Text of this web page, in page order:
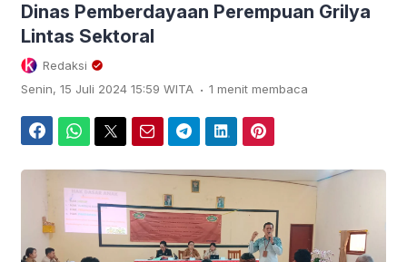
Dinas Pemberdayaan Perempuan Grilya
Lintas Sektoral
Redaksi
Senin, 15 Juli 2024 15:59 WITA . 1 menit membaca